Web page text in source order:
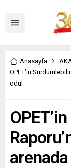
Anasayfa
OPET’in
ödül